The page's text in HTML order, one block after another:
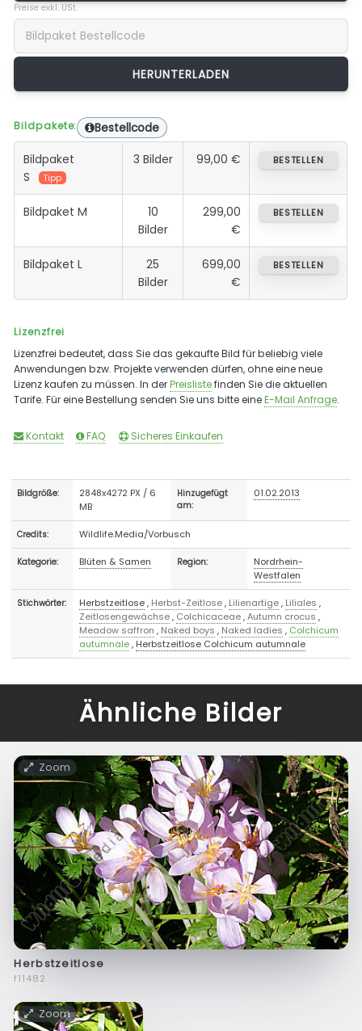
Preise exkl. USt.
Bildpakete: Bestellcode
Bildpaket
S
Tipp
3 Bilder 99,00 € BESTELLEN
Bildpaket M
10
Bilder
299,00
€
BESTELLEN
Bildpaket L
25
Bilder
699,00
€
BESTELLEN
Lizenzfrei
Lizenzfrei bedeutet, dass Sie das gekaufte Bild für beliebig viele
Anwendungen bzw. Projekte verwenden dürfen, ohne eine neue
Lizenz kaufen zu müssen. In derPreislistefinden Sie die aktuellen
Tarife. Für eine Bestellung senden Sie uns bitte eineE-Mail Anfrage.
Kontakt FAQ Sicheres Einkaufen
Bildgröße:
2848x4272 PX / 6
MB
Hinzugefügt
am:
01.02.2013
Credits: Wildlife.Media/Vorbusch
Kategorie: Blüten & Samen Region:
Nordrhein-
Westfalen
Stichwörter: Herbstzeitlose, Herbst-Zeitlose, Lilienartige, Liliales ,
Zeitlosengewächse, Colchicaceae,Autumn crocus ,
Meadow saffron , Naked boys , Naked ladies , Colchicum
autumnale, Herbstzeitlose Colchicum autumnale
Ähnliche Bilder
Zoom
Herbstzeitlose
f11482
Zoom